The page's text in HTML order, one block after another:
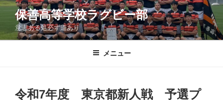
コ
ン
保善高等学校ラグビー部
意志ある処必ず道あり
メニュー
令和7年度 東京都新人戦 予選プ